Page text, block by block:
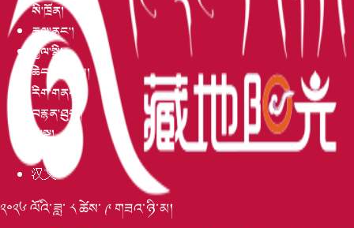
སི་ཁྲོན།
རྒྱལ་ནང་།
རྒྱལ་སྤྱི།
ཆེད་བསྒྲིགས།
རིག་གནས།
བརྙན་ཐུང་།
མི་སྣ།
དུས་དེབ།
汉文
༢༠༢༦ ལོའི་ཟླ་ ༨ ཚེས་ ༩ གཟའ་ཉི་མ།